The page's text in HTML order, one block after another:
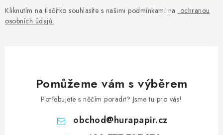
Kliknutím na tlačítko souhlasíte s našimi podmínkami na ochranou
osobních údajů.
Pomůžeme vám s výběrem
Potřebujete s něčím poradit? Jsme tu pro vás!
obchod@hurapapir.cz